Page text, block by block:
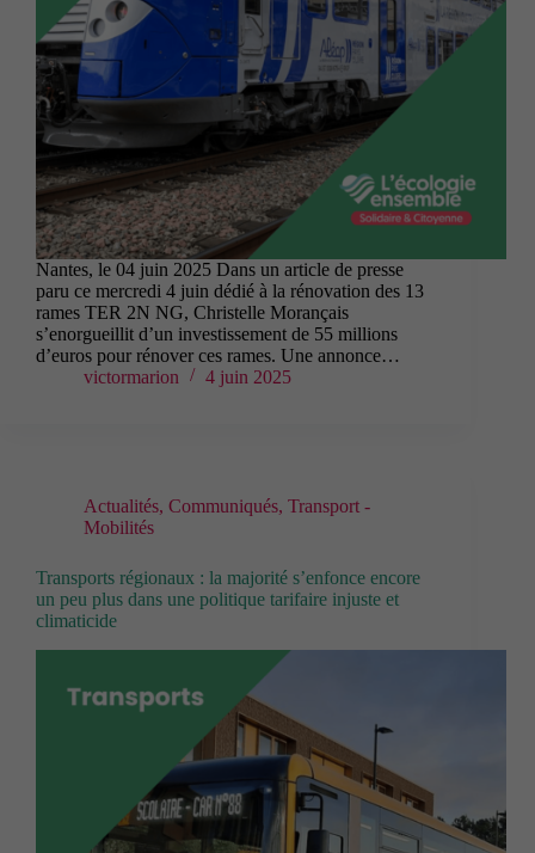
Nantes, le 04 juin 2025 Dans un article de presse
paru ce mercredi 4 juin dédié à la rénovation des 13
rames TER 2N NG, Christelle Morançais
s’enorgueillit d’un investissement de 55 millions
d’euros pour rénover ces rames. Une annonce…
victormarion
4 juin 2025
Actualités, Communiqués, Transport -
Mobilités
Transports régionaux : la majorité s’enfonce encore
un peu plus dans une politique tarifaire injuste et
climaticide